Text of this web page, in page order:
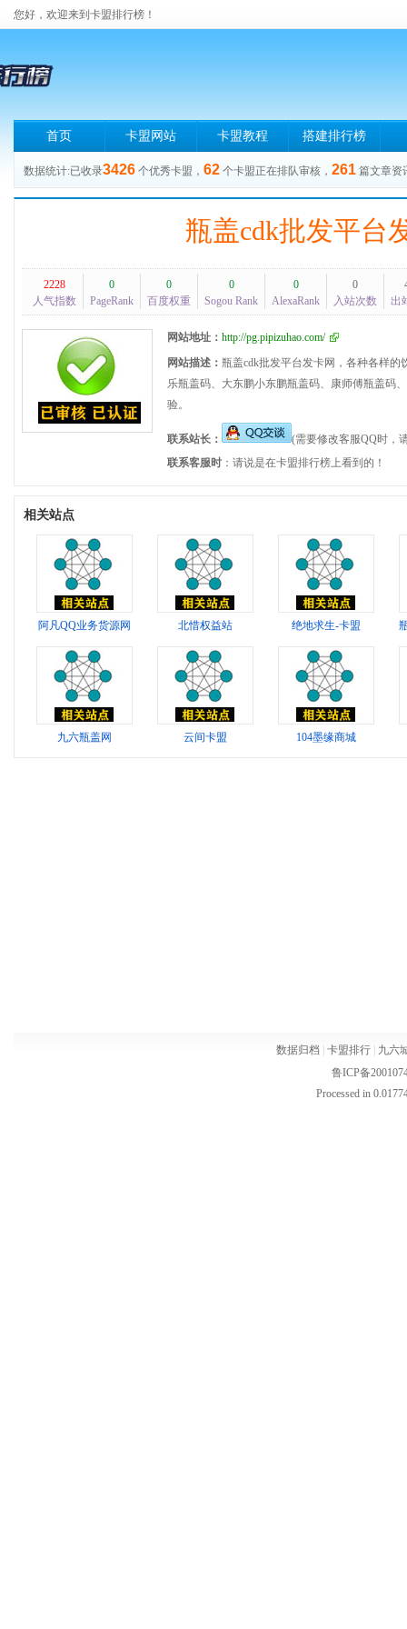
您好，欢迎来到卡盟排行榜！
首页 卡盟网站 卡盟教程 搭建排行榜
数据统计:已收录3426 个优秀卡盟， 62 个卡盟正在排队审核， 261 篇文章资
瓶盖cdk批发平台
2228
人气指数
0
PageRank
0
百度权重
0
Sogou Rank
0
AlexaRank
0
入站次数
出
网站地址： http://pg.pipizuhao.com/
网站描述： 瓶盖cdk批发平台发卡网，各种各样
乐瓶盖码、大东鹏小东鹏瓶盖码、康师傅瓶盖码
验。
联系站长：
(需要修改客服QQ时，
联系客服时 ：请说是在卡盟排行榜上看到的！
相关站点
阿凡QQ业务货源网 北惜权益站 绝地求生-卡盟
九六瓶盖网 云间卡盟 104墨缘商城
数据归档 卡盟排行
九六
鲁ICP备
Processed in